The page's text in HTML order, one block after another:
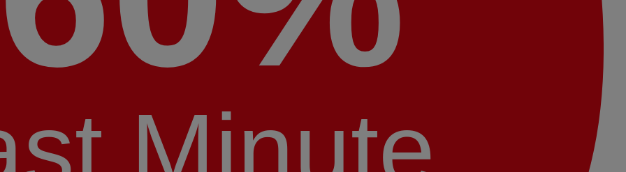
Minute